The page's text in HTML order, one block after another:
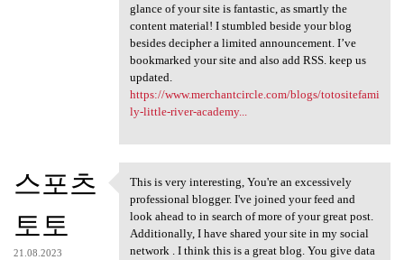
glance of your site is fantastic, as smartly the
content material! I stumbled beside your blog
besides decipher a limited announcement. I’ve
bookmarked your site and also add RSS. keep us
updated.
https://www.merchantcircle.com/blogs/totositefami
ly-little-river-academy...
스포츠
토토
21.08.2023
This is very interesting, You
This is very interesting, You're an excessively
professional blogger. I've joined your feed and
look ahead to in search of more of your great post.
Additionally, I have shared your site in my social
network . I think this is a great blog. You give data